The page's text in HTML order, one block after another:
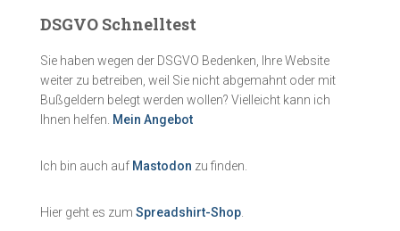
DSGVO Schnelltest
Sie haben wegen der DSGVO Bedenken, Ihre Website
weiter zu betreiben, weil Sie nicht abgemahnt oder mit
Bußgeldern belegt werden wollen? Vielleicht kann ich
Ihnen helfen. Mein Angebot
Ich bin auch auf Mastodon zu finden.
Hier geht es zum Spreadshirt-Shop